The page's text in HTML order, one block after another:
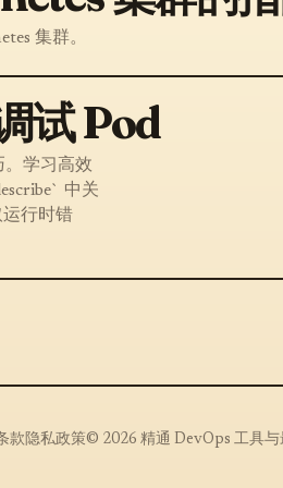
集群。
试 Pod
。学习高效
中关
行时错
款 隐私政策© 2026 精通 DevOps 工具